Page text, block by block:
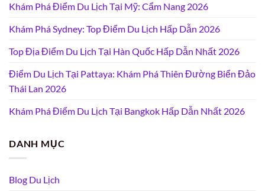
Khám Phá Điểm Du Lịch Tại Mỹ: Cẩm Nang 2026
Khám Phá Sydney: Top Điểm Du Lịch Hấp Dẫn 2026
Top Địa Điểm Du Lịch Tại Hàn Quốc Hấp Dẫn Nhất 2026
Điểm Du Lịch Tại Pattaya: Khám Phá Thiên Đường Biển Đảo
Thái Lan 2026
Khám Phá Điểm Du Lịch Tại Bangkok Hấp Dẫn Nhất 2026
DANH MỤC
Blog Du Lịch